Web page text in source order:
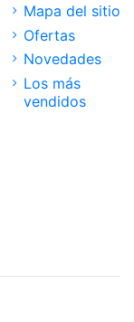
Mapa del sitio
Ofertas
Novedades
Los más
vendidos